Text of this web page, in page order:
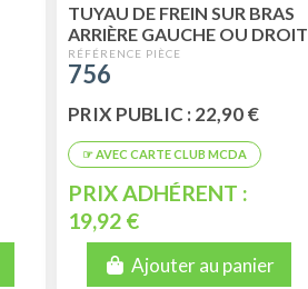
TUYAU DE FREIN SUR BRAS
ARRIÈRE GAUCHE OU DROIT
8MM
756
PRIX PUBLIC : 22,90 €
PRIX ADHÉRENT :
19,92 €
Ajouter au panier